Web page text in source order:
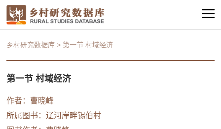
乡村研究数据库 > 第一节 村域经济
第一节 村域经济
作者：曹晓峰
所属图书：辽河岸畔锡伯村